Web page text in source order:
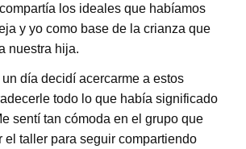
los ideales que habíamos
y yo como base de la crianza que
nuestra hija.
día decidí acercarme a estos
todo lo que había significado
sentí tan cómoda en el grupo que
el taller para seguir compartiendo